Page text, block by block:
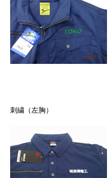
刺繍（左胸）